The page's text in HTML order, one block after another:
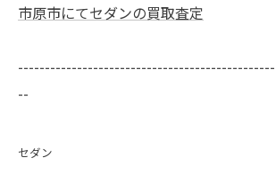
市原市にてセダンの買取査定
--
セダン